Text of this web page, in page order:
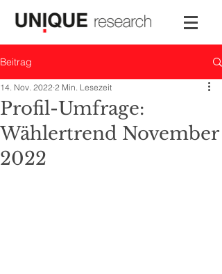
Beitrag
Profil-Umfrage:
Wählertrend November
2022
14. Nov. 2022 2 Min. Lesezeit